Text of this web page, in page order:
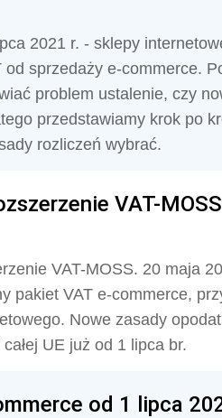
2021 r. - sklepy
od sprzedaży e-commerce.
problem ustalenie, czy
przedstawiamy krok po
rozliczeń wybrać.
VAT-MOSS
VAT-MOSS. 20 maja
pakiet VAT e-commerce,
Nowe zasady
UE już od 1 lipca br.
od 1 lipca